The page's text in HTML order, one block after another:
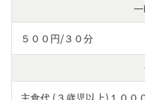
５００円/３０分
主食代 (３歳児以上)１００